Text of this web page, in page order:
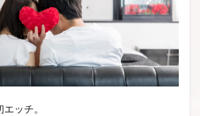
ッチ。